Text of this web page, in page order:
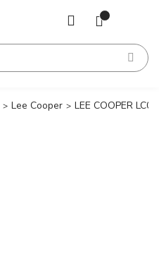
Lee Cooper LEE COOPER